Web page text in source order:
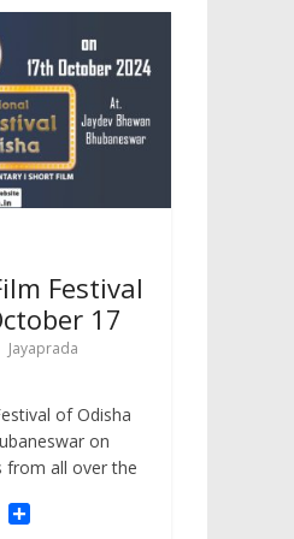
Festival
17
Jayaprada
of Odisha
on
from all over the
P